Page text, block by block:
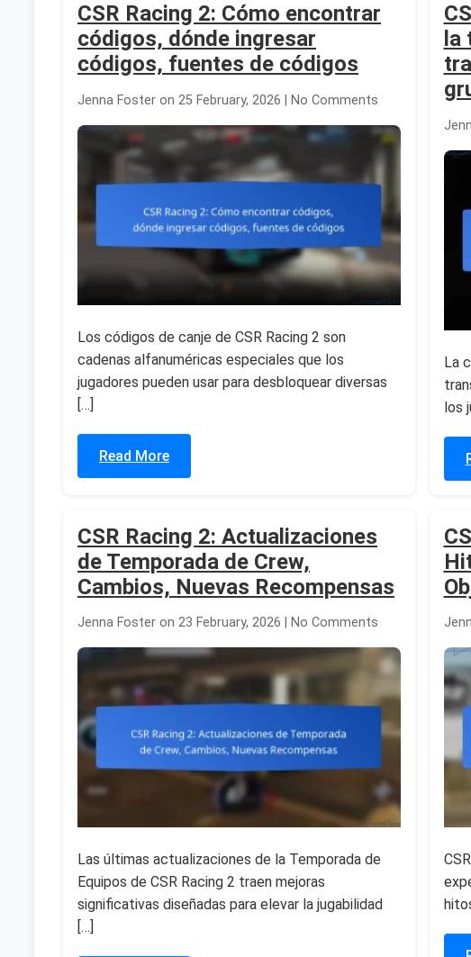
CSR Racing 2: Cómo encontrar
códigos, dónde ingresar
códigos, fuentes de códigos
Jenna Foster on 25 February, 2026 | No Comments
Los códigos de canje de CSR Racing 2 son
cadenas alfanuméricas especiales que los
jugadores pueden usar para desbloquear diversas
[…]
Read More
La
los
CSR Racing 2: Actualizaciones
de Temporada de Crew,
Cambios, Nuevas Recompensas
Jenna Foster on 23 February, 2026 | No Comments
Las últimas actualizaciones de la Temporada de
Equipos de CSR Racing 2 traen mejoras
significativas diseñadas para elevar la jugabilidad
[…]